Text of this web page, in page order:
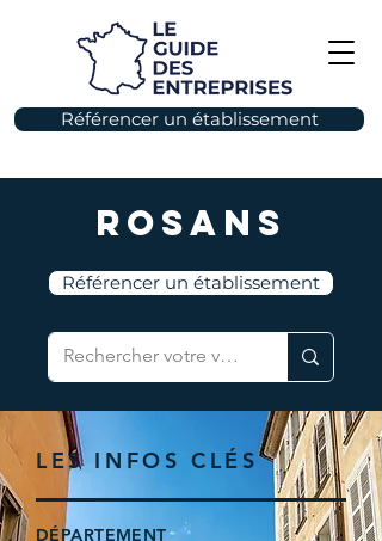
Référencer un établissement
Rosans
Référencer un établissement
LES INFOS CLÉS
DÉPARTEMENT